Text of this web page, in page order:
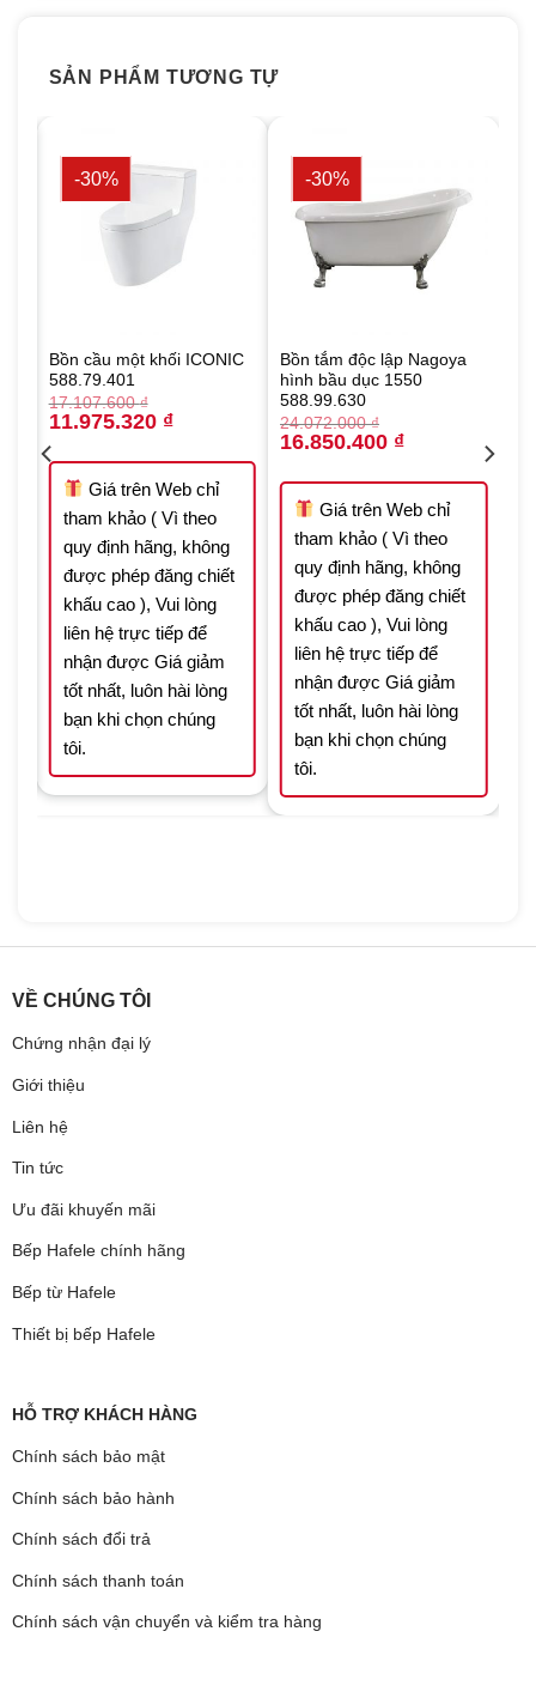
SẢN PHẨM TƯƠNG TỰ
-30%
Bồn cầu một khối ICONIC
588.79.401
17.107.600₫
Original
price
was:
17.107.600 ₫.
11.975.320 ₫Current
11.975.320 ₫.
Giá trên Web chỉ
tham khảo ( Vì theo
quy định hãng, không
được phép đăng chiết
khấu cao ), Vui lòng
liên hệ trực tiếp để
nhận được Giá giảm
tốt nhất, luôn hài lòng
bạn khi chọn chúng
tôi.
-30%
Bồn tắm độc lập Nagoya
hình bầu dục 1550
588.99.630
24.072.000₫
Original
price
24.072.000 ₫.
16.850.400 ₫Current
16.850.400 ₫.
Giá trên Web chỉ
tham khảo ( Vì theo
quy định hãng, không
được phép đăng chiết
khấu cao ), Vui lòng
liên hệ trực tiếp để
nhận được Giá giảm
tốt nhất, luôn hài lòng
bạn khi chọn chúng
tôi.
VỀ CHÚNG TÔI
Chứng nhận đại lý
Giới thiệu
Liên hệ
Tin tức
Ưu đãi khuyến mãi
Bếp Hafele chính hãng
Bếp từ Hafele
Thiết bị bếp Hafele
HỖ TRỢ KHÁCH HÀNG
Chính sách bảo mật
Chính sách bảo hành
Chính sách đổi trả
Chính sách thanh toán
Chính sách vận chuyển và kiểm tra hàng